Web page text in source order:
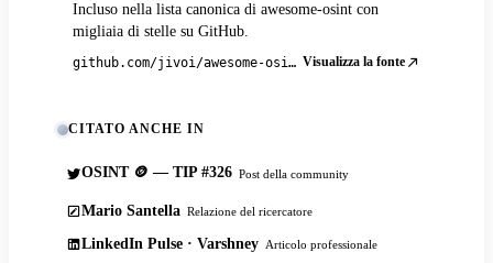
Incluso nella lista canonica di awesome-osint con
migliaia di stelle su GitHub.
github.com/jivoi/awesome-osint Visualizza la fonte
CITATO ANCHE IN
OSINT 🪙 — TIP #326 Post della community
Mario Santella Relazione del ricercatore
LinkedIn Pulse · Varshney Articolo professionale